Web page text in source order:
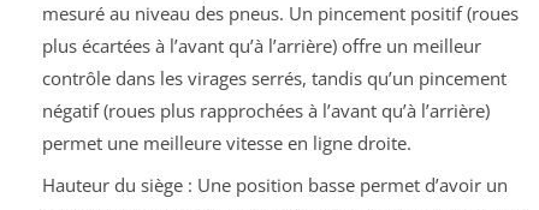
mesuré au niveau des pneus. Un pincement positif (roues
plus écartées à l’avant qu’à l’arrière) offre un meilleur
contrôle dans les virages serrés, tandis qu’un pincement
négatif (roues plus rapprochées à l’avant qu’à l’arrière)
permet une meilleure vitesse en ligne droite.
Hauteur du siège : Une position basse permet d’avoir un